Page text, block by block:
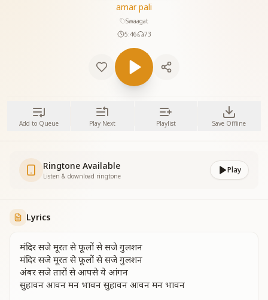
amar pali
Swaagat
5:46
73
Add to Queue Play Next Playlist Save Offline
Ringtone Available
Listen & download ringtone
Play
Lyrics
मंदिर सजे मूरत से फूलों से सजे गुलशन
मंदिर सजे मूरत से फूलों से सजे गुलशन
अंबर सजे तारों से आपसे ये आंगन
सुहावन आवन मन भावन सुहावन आवन मन भावन